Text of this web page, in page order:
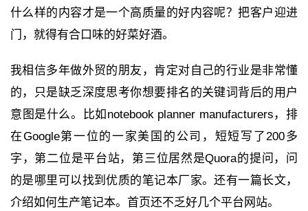
什么样的内容才是一个高质量的好内容呢？把客户迎进
门，就得有合口味的好菜好酒。
我相信多年做外贸的朋友，肯定对自己的行业是非常懂
的，只是缺乏深度思考你想要排名的关键词背后的用户
意图是什么。比如notebook planner manufacturers，排
在Google第一位的一家美国的公司，短短写了200多
字，第二位是平台站，第三位居然是Quora的提问，问
的是哪里可以找到优质的笔记本厂家。还有一篇长文，
介绍如何生产笔记本。首页还不乏好几个平台网站。